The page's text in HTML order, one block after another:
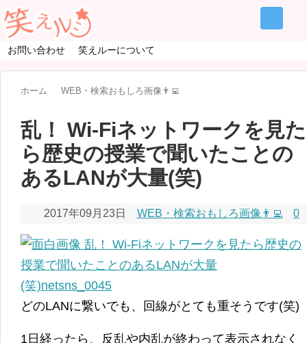
お問い合わせ 笑えルーについて
ホーム WEB・検索おもしろ画像👨‍💻
乱！ Wi-Fiネットワークを見た
ら歴史の授業で聞いたことの
あるLANが大量(笑)
2017年09月23日 WEB・検索おもしろ画像👨‍💻 0
どのLANに繋いでも、回線がとても重そうです(笑)
1日経ったら、反乱や内乱が終わって表示されなく